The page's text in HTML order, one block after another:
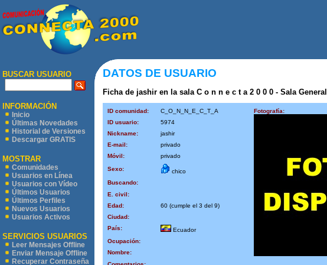
BUSCAR USUARIO
INFORMACIÓN
Inicio
Últimas Novedades
Historial de Versiones
Descargar GRATIS
MOSTRAR
Comunidades
Usuarios en Línea
Usuarios con Vídeo
Últimos Usuarios
Últimos Perfiles
Nuevos Usuarios
Usuarios Activos
SERVICIOS USUARIOS
Leer Mensajes Offline
Enviar Mensaje Offline
Recuperar Contraseña
DATOS DE USUARIO
Ficha de jashir en la sala C o n n e c t a 2 0 0 0 - Sala General
ID comunidad: C_O_N_N_E_C_T_A
Fotografía:
ID usuario:
5974
Nickname:
jashir
E-mail:
privado
Móvil:
privado
Sexo:
chico
Buscando:
E. civil:
Edad:
60 (cumple el 3 del 9)
Ciudad:
País:
Ecuador
Ocupación:
Nombre: